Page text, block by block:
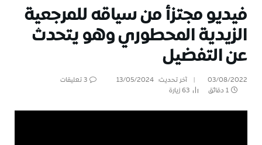
فيديو مجتزأ من سياقه للمرجعية
الزيدية المحطوري وهو يتحدث
عن التفضيل
03/08/2022 آخر تحديث: 13/05/2024
3 تعليقات
1 دقائق
63زيارة